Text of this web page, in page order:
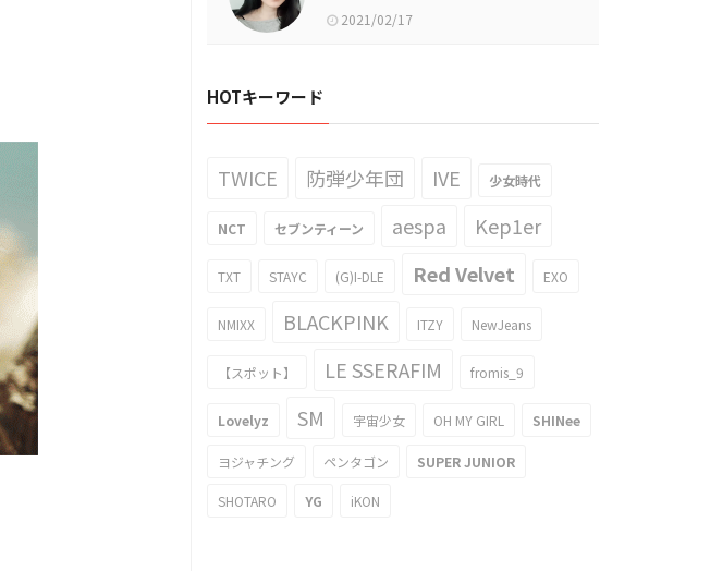
2021/02/17
HOTキーワード
TWICE 防弾少年団 IVE 少女時代
NCT セブンティーン aespa Kep1er
TXT STAYC (G)I-DLE Red Velvet EXO
NMIXX BLACKPINK ITZY NewJeans
【スポット】 LE SSERAFIM fromis_9
Lovelyz SM 宇宙少女 OH MY GIRL SHINee
ヨジャチング ペンタゴン SUPER JUNIOR
SHOTARO YG iKON